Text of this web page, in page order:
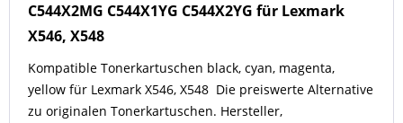
C544X2MG C544X1YG C544X2YG für Lexmark
X546, X548
Kompatible Tonerkartuschen black, cyan, magenta,
yellow für Lexmark X546, X548 Die preiswerte Alternative
zu originalen Tonerkartuschen. Hersteller,